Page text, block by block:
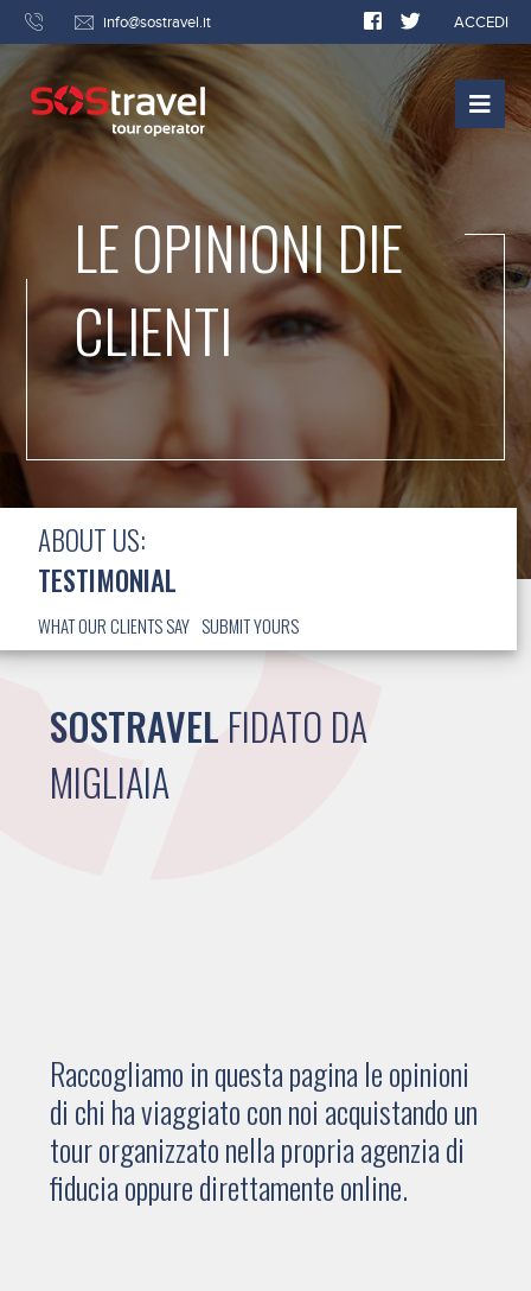
info@sostravel.it ACCEDI
LE OPINIONI DIE
CLIENTI
ABOUT US:
TESTIMONIAL
WHAT OUR CLIENTS SAY SUBMIT YOURS
SOSTRAVEL FIDATO DA
MIGLIAIA
Raccogliamo in questa pagina le opinioni
di chi ha viaggiato con noi acquistando un
tour organizzato nella propria agenzia di
fiducia oppure direttamente online.